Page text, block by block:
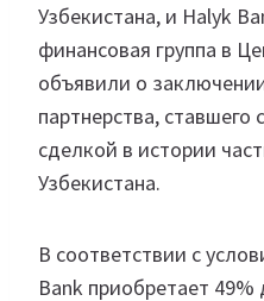
Узбекистана, и Halyk
финансовая группа в
объявили о
партнерства,
сделкой в истории
Узбекистана.
В соответствии с
Bank приобретает